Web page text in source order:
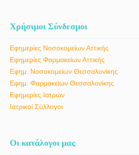
Χρήσιμοι Σύνδεσμοι
Εφημερίες Νοσοκομείων Αττικής
Εφημερίες Φαρμακείων Αττικής
Εφημ. Νοσοκομείων Θεσσαλονίκης
Εφημ. Φαρμακείων Θεσσαλονίκης
Εφημερίες Ιατρών
Ιατρικοί Σύλλογοι
Οι κατάλογοι μας